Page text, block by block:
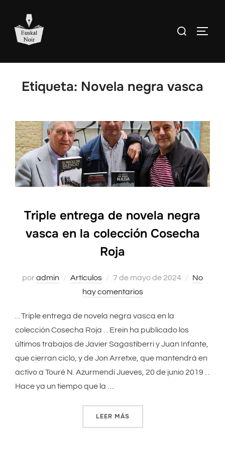
contenido
Buscar:
Etiqueta: Novela negra vasca
Triple entrega de novela negra
vasca en la colección Cosecha
Roja
poradmin Artículos
Publicado
el
7 de mayo de 2024
No
hay comentarios
. . Triple entrega de novela negra vasca en la
colección Cosecha Roja . . Erein ha publicado los
últimos trabajos de Javier Sagastiberri y Juan Infante,
que cierran ciclo, y de Jon Arretxe, que mantendrá en
activo a Touré N. Azurmendi Jueves, 20 de junio 2019 . .
Hace ya un tiempo que la …
LEER MÁS